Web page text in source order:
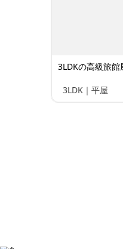
3LDKの高級旅
3LDK｜平屋